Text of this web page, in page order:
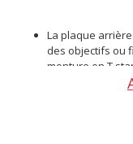
La plaque
des objectifs ou
monture en T
Montage facile